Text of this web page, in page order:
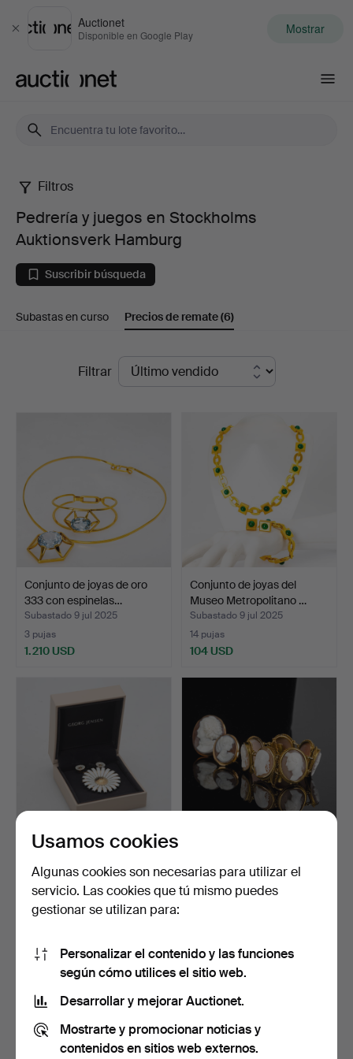
Cerrar
Auctionet
Disponible en Google Play Mostrar
Pedrería
juegos
en
Auktionsverk
Filtros
Pedrería y juegos en Stockholms
Auktionsverk Hamburg
Suscribir búsqueda
Subastas en curso Precios de remate(6)
Filtrar
Conjunto de joyas de oro
333 con espinelas…
Subastado 9 jul 2025
3 pujas
1.210 USD
Conjunto de joyas del
Museo Metropolitano …
Subastado 9 jul 2025
14 pujas
104 USD
ANTON MICHELSEN.
Collar con colgante y bro…
Subastado 26 ene 2025
25 pujas
346 USD
Gemmenschmuck.
Subastado 13 dic 2024
11 pujas
Usamos cookies
Algunas cookies son necesarias para utilizar el
servicio. Las cookies que tú mismo puedes
gestionar se utilizan para:
Personalizar el contenido y las funciones
según cómo utilices el sitio web.
Desarrollar y mejorar Auctionet.
Mostrarte y promocionar noticias y
contenidos en sitios web externos.